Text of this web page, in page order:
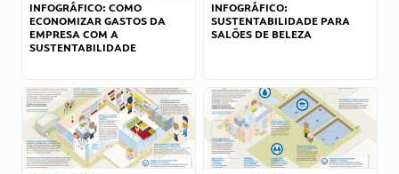
INFOGRÁFICO: COMO
ECONOMIZAR GASTOS DA
EMPRESA COM A
SUSTENTABILIDADE
INFOGRÁFICO:
SUSTENTABILIDADE PARA
SALÕES DE BELEZA